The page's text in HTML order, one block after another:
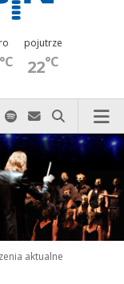
°C
pojutrze
22°C
nas zadzwoń
Facebook-u
na Xnas na Instagram-ie
Odwiedź nas na TikTok-u
Szukaj nas na Spotify
Wyślij do nas
Szukaj
aktualne